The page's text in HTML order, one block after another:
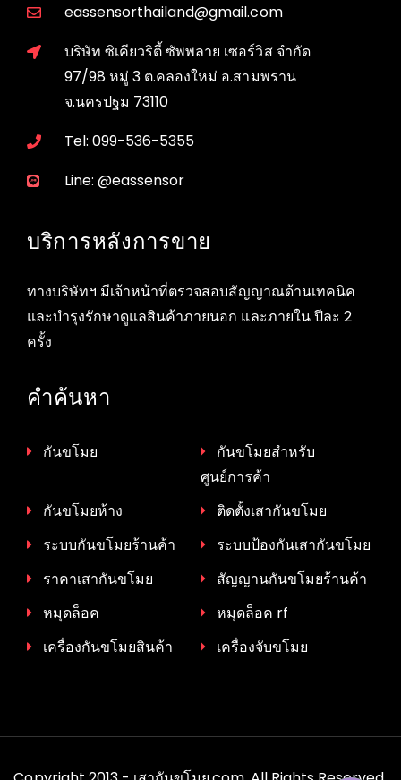
eassensorthailand@gmail.com
บริษัท ซิเคียวริตี้ ซัพพลาย เซอร์วิส จำกัด
97/98 หมู่ 3 ต.คลองใหม่ อ.สามพราน
จ.นครปฐม 73110
Tel: 099-536-5355
Line: @eassensor
บริการหลังการขาย
ทางบริษัทฯ มีเจ้าหน้าที่ตรวจสอบสัญญาณด้านเทคนิค
และบำรุงรักษาดูแลสินค้าภายนอก และภายใน ปีละ 2
ครั้ง
คำค้นหา
กันขโมย
กันขโมยสำหรับ
ศูนย์การค้า
กันขโมยห้าง
ติดตั้งเสากันขโมย
ระบบกันขโมยร้านค้า
ระบบป้องกันเสากันขโมย
ราคาเสากันขโมย
สัญญานกันขโมยร้านค้า
หมุดล็อค
หมุดล็อค rf
เครื่องกันขโมยสินค้า
เครื่องจับขโมย